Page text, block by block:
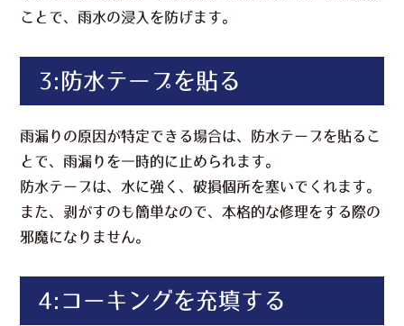
ことで、雨水の浸入を防げます。
3:防水テープを貼る
雨漏りの原因が特定できる場合は、防水テープを貼るこ
とで、雨漏りを一時的に止められます。
防水テープは、水に強く、破損個所を塞いでくれます。
また、剥がすのも簡単なので、本格的な修理をする際の
邪魔になりません。
4:コーキングを充填する